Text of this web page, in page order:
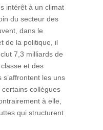
intérêt à un climat
du secteur des
dans le
de la politique, il
7,3 milliards de
et des
les uns
certains collègues
à elle,
qui structurent